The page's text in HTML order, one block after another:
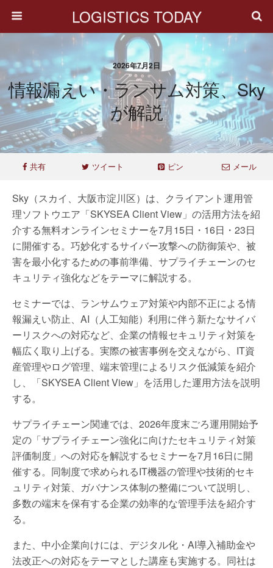
LOGISTICS TODAY
2026年7月2日
情報漏えい・ランサム対策、Sky
が解説
共有 ツイート ピン メール
Sky（スカイ、大阪市淀川区）は、クライアント運用管
理ソフトウエア「SKYSEA Client View」の活用方法を紹
介する無料オンラインセミナーを7月15日・16日・23日
に開催する。巧妙化するサイバー攻撃への防御策や、被
害を最小化するための事前準備、サプライチェーンのセ
キュリティ強化などをテーマに解説する。
セミナーでは、ランサムウェア対策や内部不正による情
報漏えい防止、AI（人工知能）利用に伴う新たなサイバ
ーリスクへの対応など、企業の情報セキュリティ対策を
幅広く取り上げる。実際の被害事例を交えながら、IT資
産管理やログ管理、端末管理によるリスク低減策を紹介
し、「SKYSEA Client View」を活用した運用方法を説明
する。
サプライチェーン関連では、2026年度末ごろ運用開始予
定の「サプライチェーン強化に向けたセキュリティ対策
評価制度」への対応を解説するセミナーを7月16日に開
催する。同制度で求められるIT機器の管理や技術的セキ
ュリティ対策、ガバナンス体制の整備について説明し、
多数の端末を保有する企業の効率的な管理手法を紹介す
る。
また、中小企業向けには、デジタル化・AI導入補助金や
法改正への対応をテーマとした講座も実施する。同社は